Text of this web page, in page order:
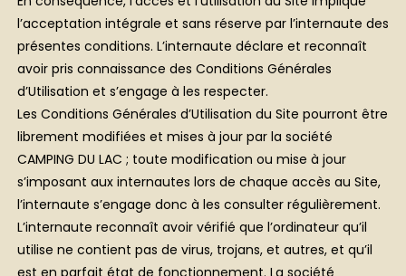
l’acceptation intégrale et sans réserve par l’internaute des
présentes conditions. L’internaute déclare et reconnaît
avoir pris connaissance des Conditions Générales
d’Utilisation et s’engage à les respecter.
Les Conditions Générales d’Utilisation du Site pourront être
librement modifiées et mises à jour par la société
CAMPING DU LAC ; toute modification ou mise à jour
s’imposant aux internautes lors de chaque accès au Site,
l’internaute s’engage donc à les consulter régulièrement.
L’internaute reconnaît avoir vérifié que l’ordinateur qu’il
utilise ne contient pas de virus, trojans, et autres, et qu’il